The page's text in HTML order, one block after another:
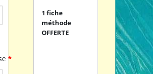
*
1 fiche
méthode
OFFERTE